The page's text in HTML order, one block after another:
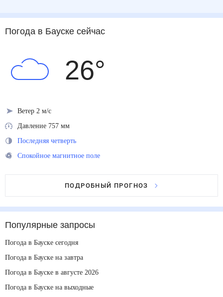
Погода в Баускесейчас
26°
Ветер 2 м/с
Давление 757 мм
Последняя четверть
Спокойное магнитное поле
ПОДРОБНЫЙ ПРОГНОЗ
Популярные запросы
Погода в Бауске сегодня
Погода в Бауске на завтра
Погода в Бауске в августе 2026
Погода в Бауске на выходные